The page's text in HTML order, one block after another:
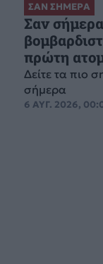
ΣΑΝ ΣΗΜΕΡΑ
Σαν
πρώτη
Δείτε τα πιο
σήμερα
6 ΑΥΓ. 2026,